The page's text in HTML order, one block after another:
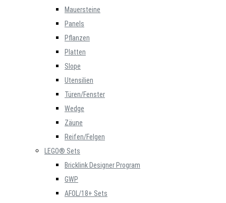
Mauersteine
Panels
Pflanzen
Platten
Slope
Utensilien
Türen/Fenster
Wedge
Zäune
Reifen/Felgen
LEGO® Sets
Bricklink Designer Program
GWP
AFOL/18+ Sets